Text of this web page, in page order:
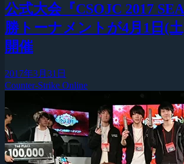
公式大会『CSOJC 2017
勝トーナメントが4月1日(土
開催
2017年3月31日
Counter-Strike Online